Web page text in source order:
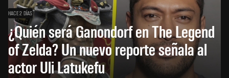
HACE 2 DÍAS
¿Quién será Ganondorf en The Legend
of Zelda? Un nuevo reporte señala al
actor Uli Latukefu